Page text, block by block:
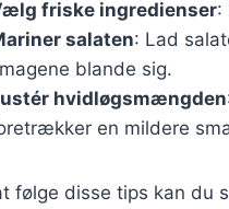
friske ingredienser:
salaten: Lad
blande sig.
hvidløgsmængden
en mildere
følge disse tips kan du